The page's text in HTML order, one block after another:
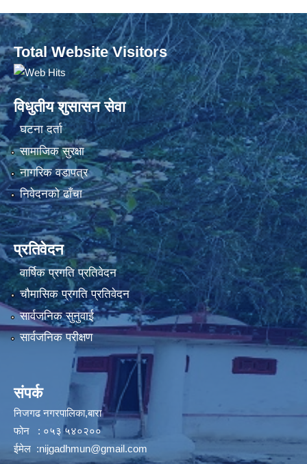
Total Website Visitors
विधुतीय शुसासन सेवा
घटना दर्ता
सामाजिक सुरक्षा
नागरिक वडापत्र
निवेदनको ढाँचा
प्रतिवेदन
वार्षिक प्रगति प्रतिवेदन
चौमासिक प्रगति प्रतिवेदन
सार्वजनिक सुनुवाई
सार्वजनिक परीक्षण
संपर्क
निजगढ नगरपालिका,बारा
फोन : ०५३ ५४०२००
ईमेल :nijgadhmun@gmail.com